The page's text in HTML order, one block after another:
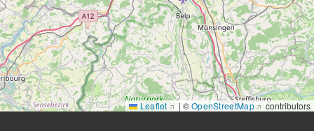
Leaflet | ©OpenStreetMap contributors